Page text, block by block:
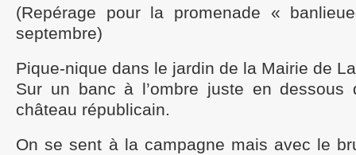
(Repérage pour la promenade «
septembre)
Pique-nique dans le jardin de la Mairie de
Sur un banc à l’ombre juste en
château républicain.
On se sent à la campagne mais avec le